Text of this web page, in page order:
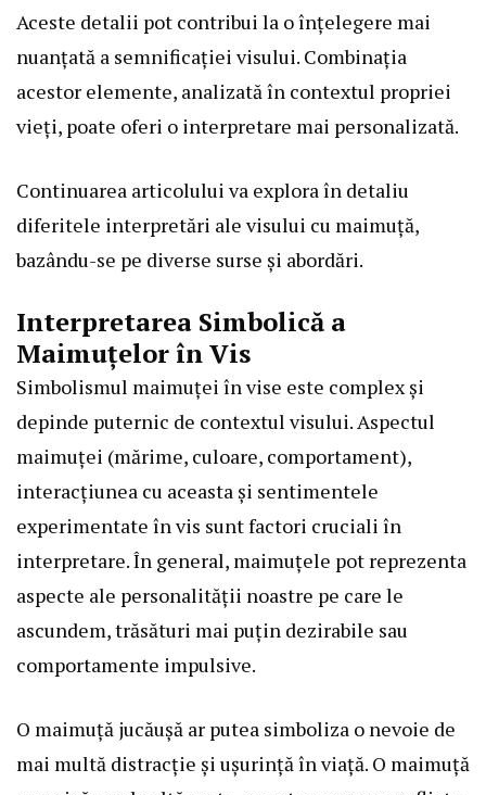
Aceste detalii pot contribui la o înțelegere mai
nuanțată a semnificației visului. Combinația
acestor elemente, analizată în contextul propriei
vieți, poate oferi o interpretare mai personalizată.
Continuarea articolului va explora în detaliu
diferitele interpretări ale visului cu maimuță,
bazându-se pe diverse surse și abordări.
Interpretarea Simbolică a
Maimuțelor în Vis
Simbolismul maimuței în vise este complex și
depinde puternic de contextul visului. Aspectul
maimuței (mărime, culoare, comportament),
interacțiunea cu aceasta și sentimentele
experimentate în vis sunt factori cruciali în
interpretare. În general, maimuțele pot reprezenta
aspecte ale personalității noastre pe care le
ascundem, trăsături mai puțin dezirabile sau
comportamente impulsive.
O maimuță jucăușă ar putea simboliza o nevoie de
mai multă distracție și ușurință în viață. O maimuță